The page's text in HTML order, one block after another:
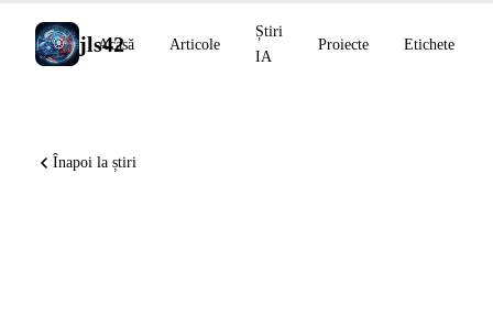
jls42
Acasă Articole
Știri
IA
Proiecte Etichete
Înapoi la știri